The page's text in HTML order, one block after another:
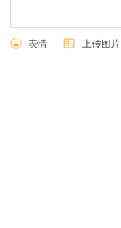
表情 上传图片